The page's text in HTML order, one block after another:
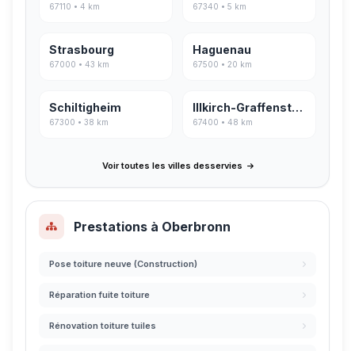
67110 • 4 km 67340 • 5 km
Strasbourg
67000 • 43 km
Haguenau
67500 • 20 km
Schiltigheim
67300 • 38 km
Illkirch-Graffenstaden
67400 • 48 km
Voir toutes les villes desservies
Prestations à Oberbronn
Pose toiture neuve (Construction)
Réparation fuite toiture
Rénovation toiture tuiles